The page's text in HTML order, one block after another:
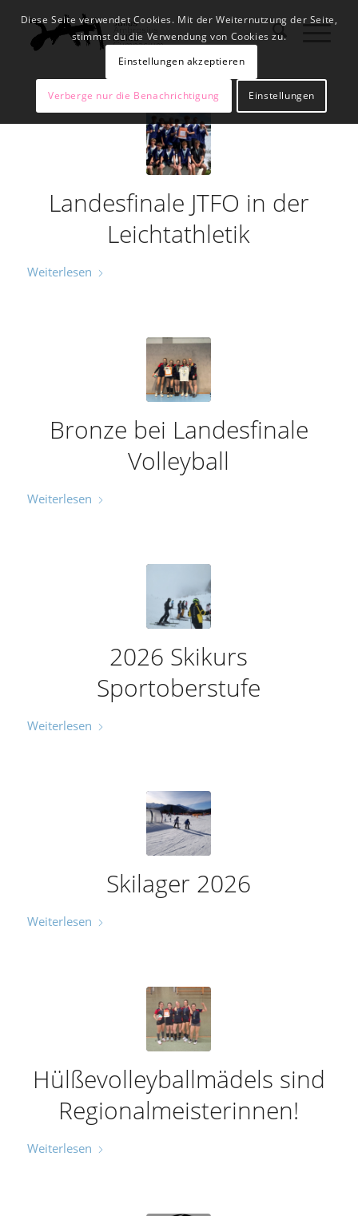
Landesfinale JTFO in der
Leichtathletik
Weiterlesen
Bronze bei Landesfinale
Volleyball
Weiterlesen
2026 Skikurs
Sportoberstufe
Weiterlesen
Skilager 2026
Weiterlesen
Hülßevolleyballmädels sind
Regionalmeisterinnen!
Weiterlesen
Diese Seite verwendet Cookies. Mit der Weiternutzung der Seite,
stimmst du die Verwendung von Cookies zu.
Einstellungen akzeptieren
Verberge nur die Benachrichtigung Einstellungen